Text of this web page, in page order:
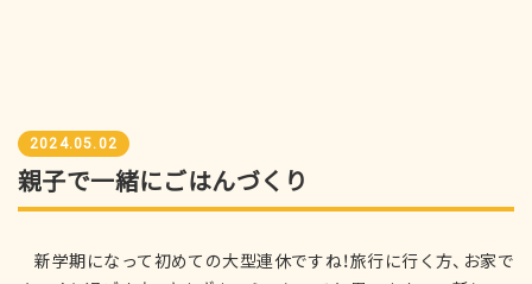
2024.05.02
親子で一緒にごはんづくり
新学期になって初めての大型連休ですね！旅行に行く方、お家で